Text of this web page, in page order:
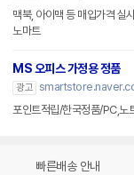
맥북, 아이맥 등 매입가격 실
노마트
MS 오피스 가정용 정품
광고
포인트적립/한국정품/PC,노
빠른배송 안내